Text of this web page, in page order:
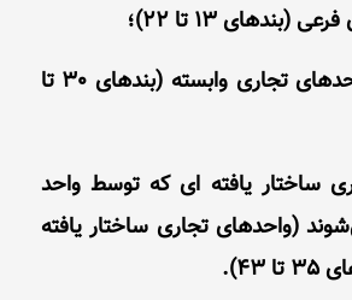
2- مشارکتها و واحدهای تجاری وابسته (بندهای 30 تا
ساختار‌ یافته‌ ای که توسط واحد
(واحدهای تجاری ساختار یافته